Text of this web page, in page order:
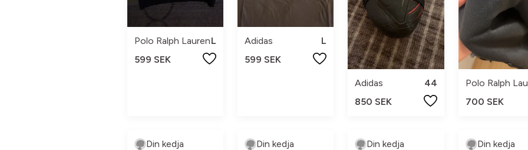
Polo Ralph LaurenL
599 SEK
Adidas
L
599 SEK
Adidas
44
850 SEK
Polo Ralph
700 SEK
Din kedja Din kedja Din kedja Din kedja